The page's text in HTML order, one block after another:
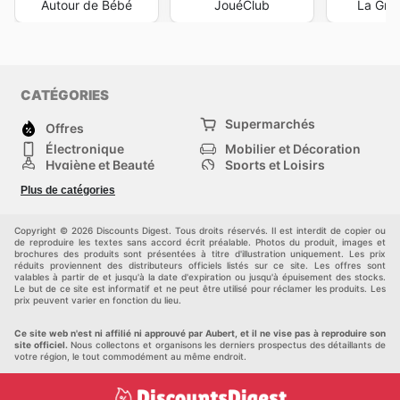
Autour de Bébé JouéClub La
CATÉGORIES
Offres
Supermarchés
Électronique
Mobilier et Décoration
Hygiène et Beauté
Sports et Loisirs
Mode
Animalerie
Plus de catégories
Copyright © 2026 Discounts Digest. Tous droits réservés. Il est interdit de copier ou
de reproduire les textes sans accord écrit préalable. Photos du produit, images et
brochures des produits sont présentées à titre d'illustration uniquement. Les prix
réduits proviennent des distributeurs officiels listés sur ce site. Les offres sont
valables à partir de et jusqu'à la date d'expiration ou jusqu'à épuisement des stocks.
Le but de ce site est informatif et ne peut être utilisé pour réclamer les produits. Les
prix peuvent varier en fonction du lieu.
Ce site web n'est ni affilié ni approuvé par Aubert, et il ne vise pas à reproduire son
site officiel. Nous collectons et organisons les derniers prospectus des détaillants de
votre région, le tout commodément au même endroit.